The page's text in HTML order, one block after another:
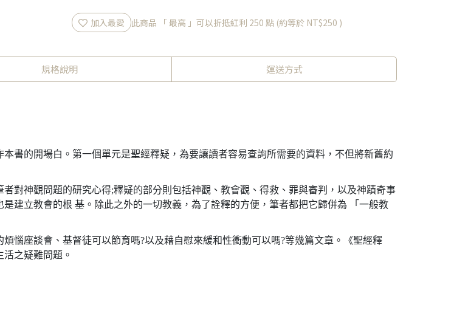
加入最愛 此商品 「 最高 」可以折抵紅利 250 點 (約等於 NT$250 )
規格說明 運送方式
書的開場白。第一個單元是聖經釋疑，為要讓讀者容易查詢所需要的資料，不但將新舊約
對神觀問題的研究心得;釋疑的部分則包括神觀、教會觀、得救、罪與審判，以及神蹟奇事
建立教會的根 基。除此之外的一切教義，為了詮釋的方便，筆者都把它歸併為 「一般教
惱座談會、基督徒可以節育嗎?以及藉自慰來緩和性衝動可以嗎?等幾篇文章。《聖經釋
之疑難問題。